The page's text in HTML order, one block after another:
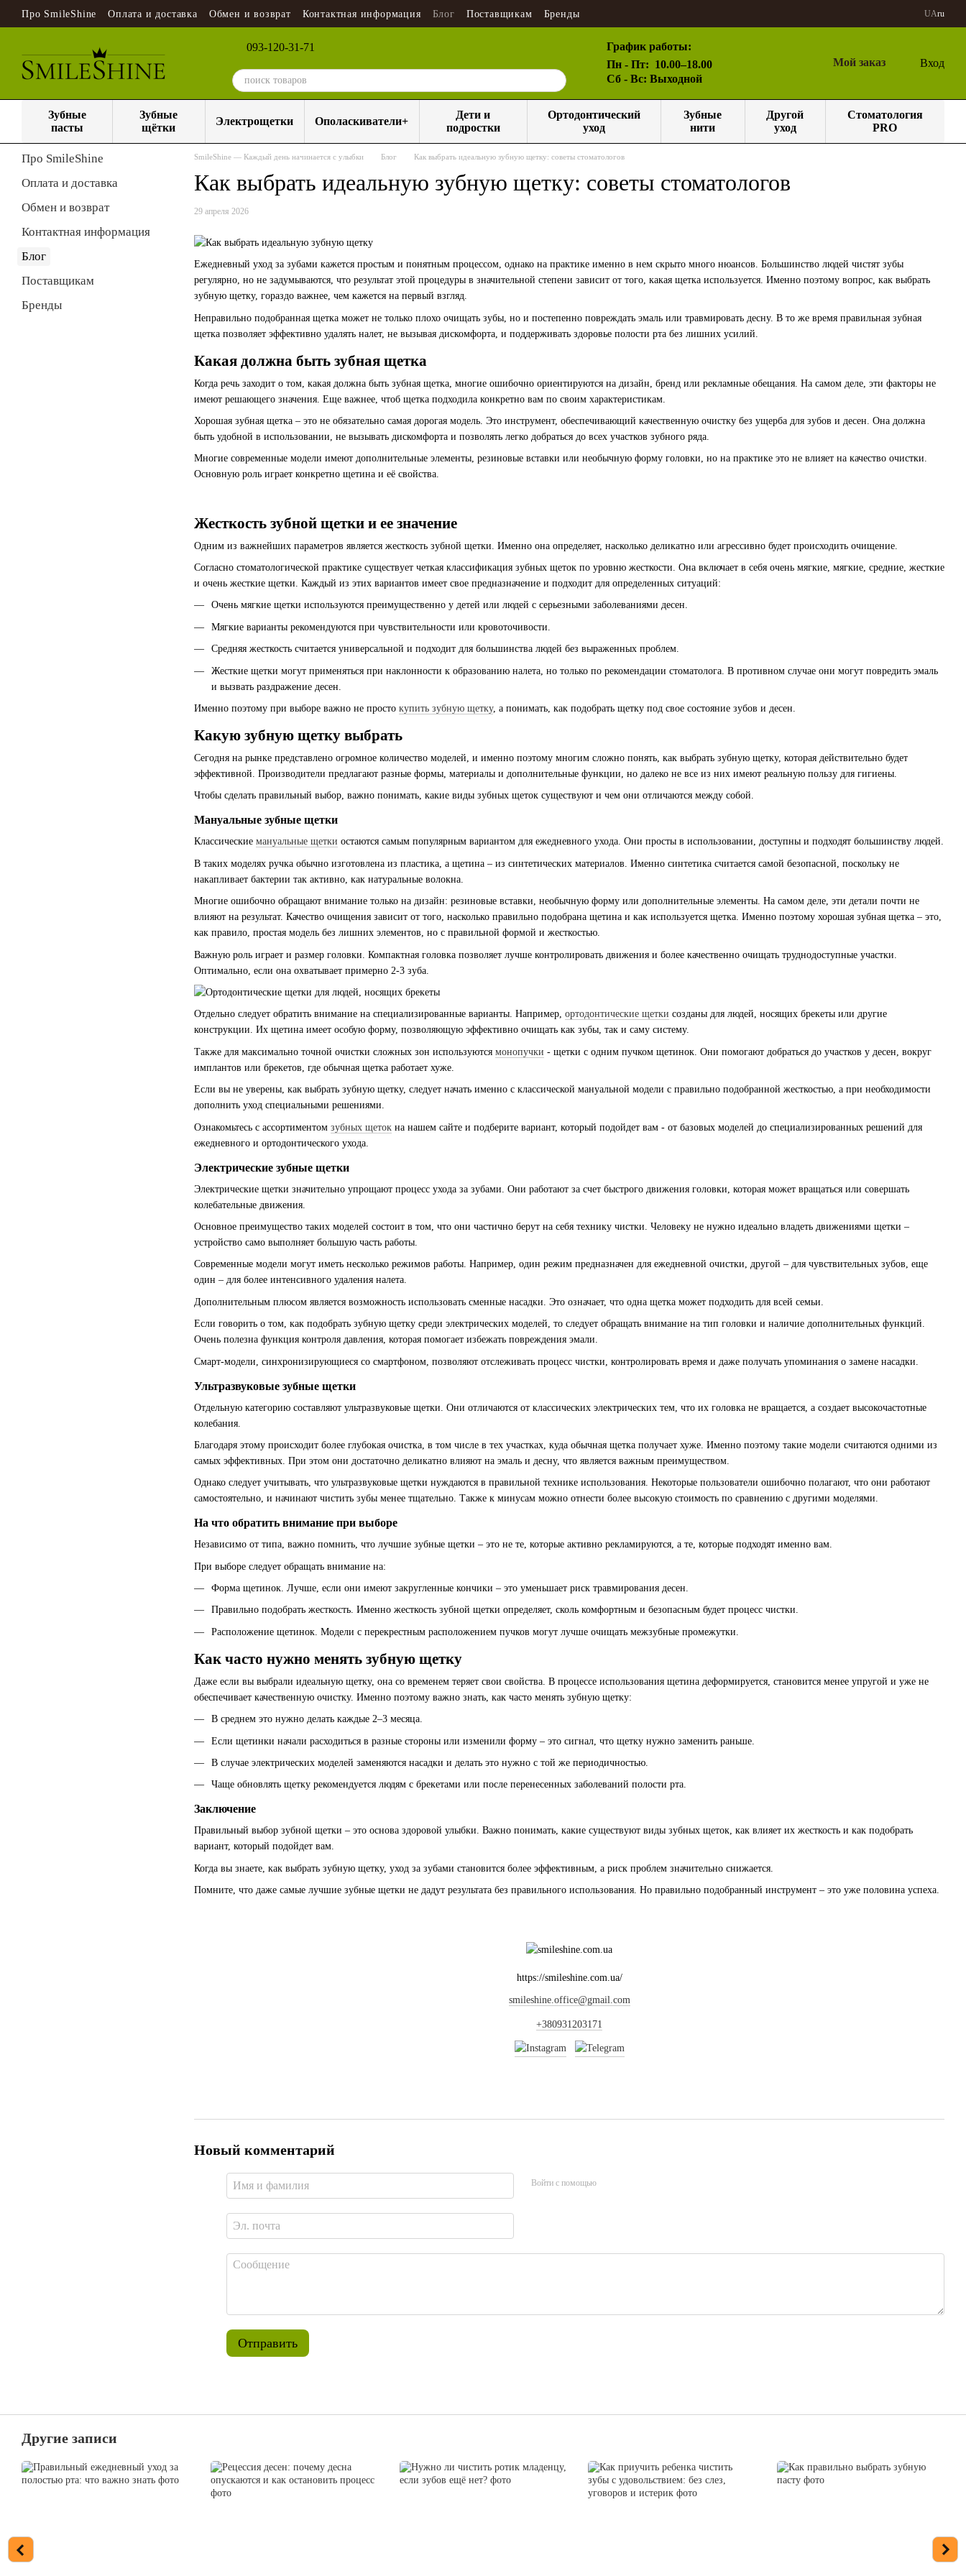
Перейти к основному контенту
Про SmileShine Оплата и доставка Обмен и возврат Контактная информация Блог Поставщикам Бренды UAru
093-120-31-71
График работы:
Пн - Пт: 10.00–18.00
Сб - Вс: Выходной
Мой заказ Вход
Зубные
пасты
Зубные
щётки
Электрощетки Ополаскиватели+
Дети и
подростки
Ортодонтический
уход
Зубные
нити
Другой
уход
Стоматология
PRO
SmileShine — Каждый день начинается с улыбки Блог Как выбрать идеальную зубную щетку: советы стоматологов
Как выбрать идеальную зубную щетку: советы стоматологов
29 апреля 2026
Ежедневный уход за зубами кажется простым и понятным процессом, однако на практике именно в нем скрыто много нюансов. Большинство людей чистят зубы
регулярно, но не задумываются, что результат этой процедуры в значительной степени зависит от того, какая щетка используется. Именно поэтому вопрос, как выбрать
зубную щетку, гораздо важнее, чем кажется на первый взгляд.
Неправильно подобранная щетка может не только плохо очищать зубы, но и постепенно повреждать эмаль или травмировать десну. В то же время правильная зубная
щетка позволяет эффективно удалять налет, не вызывая дискомфорта, и поддерживать здоровье полости рта без лишних усилий.
Какая должна быть зубная щетка
Когда речь заходит о том, какая должна быть зубная щетка, многие ошибочно ориентируются на дизайн, бренд или рекламные обещания. На самом деле, эти факторы не
имеют решающего значения. Еще важнее, чтоб щетка подходила конкретно вам по своим характеристикам.
Хорошая зубная щетка – это не обязательно самая дорогая модель. Это инструмент, обеспечивающий качественную очистку без ущерба для зубов и десен. Она должна
быть удобной в использовании, не вызывать дискомфорта и позволять легко добраться до всех участков зубного ряда.
Многие современные модели имеют дополнительные элементы, резиновые вставки или необычную форму головки, но на практике это не влияет на качество очистки.
Основную роль играет конкретно щетина и её свойства.
Жесткость зубной щетки и ее значение
Одним из важнейших параметров является жесткость зубной щетки. Именно она определяет, насколько деликатно или агрессивно будет происходить очищение.
Согласно стоматологической практике существует четкая классификация зубных щеток по уровню жесткости. Она включает в себя очень мягкие, мягкие, средние, жесткие
и очень жесткие щетки. Каждый из этих вариантов имеет свое предназначение и подходит для определенных ситуаций:
Очень мягкие щетки используются преимущественно у детей или людей с серьезными заболеваниями десен.
Мягкие варианты рекомендуются при чувствительности или кровоточивости.
Средняя жесткость считается универсальной и подходит для большинства людей без выраженных проблем.
Жесткие щетки могут применяться при наклонности к образованию налета, но только по рекомендации стоматолога. В противном случае они могут повредить эмаль
и вызвать раздражение десен.
Именно поэтому при выборе важно не просто купить зубную щетку, а понимать, как подобрать щетку под свое состояние зубов и десен.
Какую зубную щетку выбрать
Сегодня на рынке представлено огромное количество моделей, и именно поэтому многим сложно понять, как выбрать зубную щетку, которая действительно будет
эффективной. Производители предлагают разные формы, материалы и дополнительные функции, но далеко не все из них имеют реальную пользу для гигиены.
Чтобы сделать правильный выбор, важно понимать, какие виды зубных щеток существуют и чем они отличаются между собой.
Мануальные зубные щетки
Классические мануальные щетки остаются самым популярным вариантом для ежедневного ухода. Они просты в использовании, доступны и подходят большинству людей.
В таких моделях ручка обычно изготовлена ​​из пластика, а щетина – из синтетических материалов. Именно синтетика считается самой безопасной, поскольку не
накапливает бактерии так активно, как натуральные волокна.
Многие ошибочно обращают внимание только на дизайн: резиновые вставки, необычную форму или дополнительные элементы. На самом деле, эти детали почти не
влияют на результат. Качество очищения зависит от того, насколько правильно подобрана щетина и как используется щетка. Именно поэтому хорошая зубная щетка – это,
как правило, простая модель без лишних элементов, но с правильной формой и жесткостью.
Важную роль играет и размер головки. Компактная головка позволяет лучше контролировать движения и более качественно очищать труднодоступные участки.
Оптимально, если она охватывает примерно 2-3 зуба.
Отдельно следует обратить внимание на специализированные варианты. Например, ортодонтические щетки созданы для людей, носящих брекеты или другие
конструкции. Их щетина имеет особую форму, позволяющую эффективно очищать как зубы, так и саму систему.
Также для максимально точной очистки сложных зон используются монопучки - щетки с одним пучком щетинок. Они помогают добраться до участков у десен, вокруг
имплантов или брекетов, где обычная щетка работает хуже.
Если вы не уверены, как выбрать зубную щетку, следует начать именно с классической мануальной модели с правильно подобранной жесткостью, а при необходимости
дополнить уход специальными решениями.
Ознакомьтесь с ассортиментом зубных щеток на нашем сайте и подберите вариант, который подойдет вам - от базовых моделей до специализированных решений для
ежедневного и ортодонтического ухода.
Электрические зубные щетки
Электрические щетки значительно упрощают процесс ухода за зубами. Они работают за счет быстрого движения головки, которая может вращаться или совершать
колебательные движения.
Основное преимущество таких моделей состоит в том, что они частично берут на себя технику чистки. Человеку не нужно идеально владеть движениями щетки –
устройство само выполняет большую часть работы.
Современные модели могут иметь несколько режимов работы. Например, один режим предназначен для ежедневной очистки, другой – для чувствительных зубов, еще
один – для более интенсивного удаления налета.
Дополнительным плюсом является возможность использовать сменные насадки. Это означает, что одна щетка может подходить для всей семьи.
Если говорить о том, как подобрать зубную щетку среди электрических моделей, то следует обращать внимание на тип головки и наличие дополнительных функций.
Очень полезна функция контроля давления, которая помогает избежать повреждения эмали.
Смарт-модели, синхронизирующиеся со смартфоном, позволяют отслеживать процесс чистки, контролировать время и даже получать упоминания о замене насадки.
Ультразвуковые зубные щетки
Отдельную категорию составляют ультразвуковые щетки. Они отличаются от классических электрических тем, что их головка не вращается, а создает высокочастотные
колебания.
Благодаря этому происходит более глубокая очистка, в том числе в тех участках, куда обычная щетка получает хуже. Именно поэтому такие модели считаются одними из
самых эффективных. При этом они достаточно деликатно влияют на эмаль и десну, что является важным преимуществом.
Однако следует учитывать, что ультразвуковые щетки нуждаются в правильной технике использования. Некоторые пользователи ошибочно полагают, что они работают
самостоятельно, и начинают чистить зубы менее тщательно. Также к минусам можно отнести более высокую стоимость по сравнению с другими моделями.
На что обратить внимание при выборе
Независимо от типа, важно помнить, что лучшие зубные щетки – это не те, которые активно рекламируются, а те, которые подходят именно вам.
При выборе следует обращать внимание на:
Форма щетинок. Лучше, если они имеют закругленные кончики – это уменьшает риск травмирования десен.
Правильно подобрать жесткость. Именно жесткость зубной щетки определяет, сколь комфортным и безопасным будет процесс чистки.
Расположение щетинок. Модели с перекрестным расположением пучков могут лучше очищать межзубные промежутки.
Как часто нужно менять зубную щетку
Даже если вы выбрали идеальную щетку, она со временем теряет свои свойства. В процессе использования щетина деформируется, становится менее упругой и уже не
обеспечивает качественную очистку. Именно поэтому важно знать, как часто менять зубную щетку:
В среднем это нужно делать каждые 2–3 месяца.
Если щетинки начали расходиться в разные стороны или изменили форму – это сигнал, что щетку нужно заменить раньше.
В случае электрических моделей заменяются насадки и делать это нужно с той же периодичностью.
Чаще обновлять щетку рекомендуется людям с брекетами или после перенесенных заболеваний полости рта.
Заключение
Правильный выбор зубной щетки – это основа здоровой улыбки. Важно понимать, какие существуют виды зубных щеток, как влияет их жесткость и как подобрать
вариант, который подойдет вам.
Когда вы знаете, как выбрать зубную щетку, уход за зубами становится более эффективным, а риск проблем значительно снижается.
Помните, что даже самые лучшие зубные щетки не дадут результата без правильного использования. Но правильно подобранный инструмент – это уже половина успеха.
https://smileshine.com.ua/
smileshine.office@gmail.com
+380931203171
Новый комментарий
Войти с помощью
Отправить
Про SmileShine
Оплата и доставка
Обмен и возврат
Контактная информация
Блог
Поставщикам
Бренды
Другие записи